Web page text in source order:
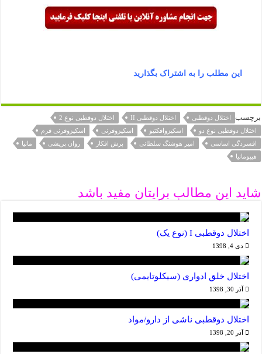
این مطلب را به اشتراک بگذارید
برچسب اختلال دوقطبی اختلال دوقطبی II
اختلال دوقطبی نوع 2
اختلال دوقطبی نوع دو
اسکیزوافکتیو اسکیزوفرنی
اسکیزوفرنی قرم
افسردگی اساسی
امیر هوشنگ سلطانی پرش افکار روان پریشی
مانیا
هیپومانیا
شاید این مطالب برایتان مفید باشد
اختلال دوقطبی I (نوع یک)
دی 4, 1398
اختلال خلق ادواری (سیکلوتایمی)
آذر 30, 1398
اختلال دوقطبی ناشی از دارو/مواد
آذر 20, 1398